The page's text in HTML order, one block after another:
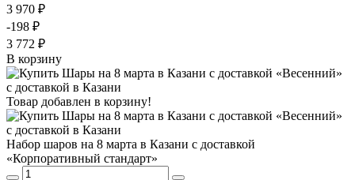
3 970 ₽
-198 ₽
3 772 ₽
В корзину
Товар добавлен в корзину!
Набор шаров на 8 марта в Казани с доставкой
«Корпоративный стандарт»